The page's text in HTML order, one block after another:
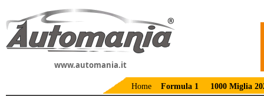
www.automania.it
Home Formula 1 1000 Miglia